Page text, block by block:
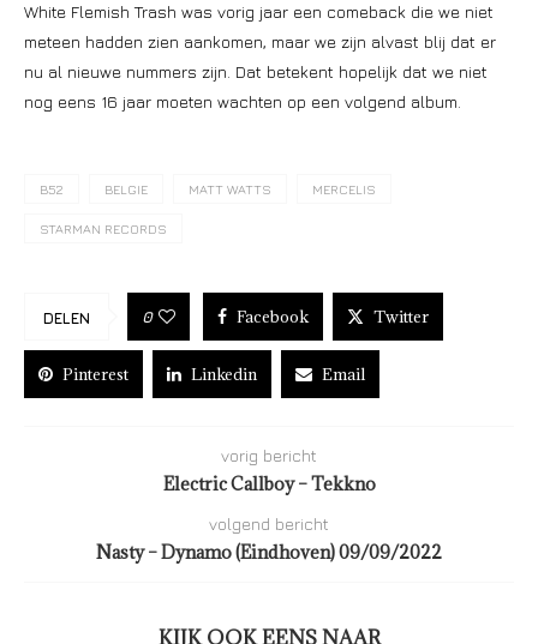
White Flemish Trash was vorig jaar een comeback die we niet
meteen hadden zien aankomen, maar we zijn alvast blij dat er
nu al nieuwe nummers zijn. Dat betekent hopelijk dat we niet
nog eens 16 jaar moeten wachten op een volgend album.
B52 BELGIE MATT WATTS MERCELIS
STARMAN RECORDS
DELEN 0 Facebook Twitter
Pinterest Linkedin Email
vorig bericht
Electric Callboy – Tekkno
volgend bericht
Nasty – Dynamo (Eindhoven) 09/09/2022
KIJK OOK EENS NAAR